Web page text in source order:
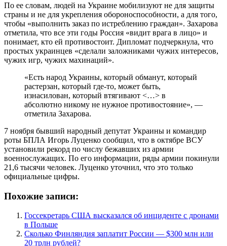
По ее словам, людей на Украине мобилизуют не для защиты
страны и не для укрепления обороноспособности, а для того,
чтобы «выполнить заказ по истреблению граждан». Захарова
отметила, что все эти годы Россия «видит врага в лицо» и
понимает, кто ей противостоит. Дипломат подчеркнула, что
простых украинцев «сделали заложниками чужих интересов,
чужих игр, чужих махинаций».
«Есть народ Украины, который обманут, который
растерзан, который где-то, может быть,
изнасилован, который втягивают <…> в
абсолютно никому не нужное противостояние», —
отметила Захарова.
7 ноября бывший народный депутат Украины и командир
роты БПЛА Игорь Луценко сообщил, что в октябре ВСУ
установили рекорд по числу бежавших из армии
военнослужащих. По его информации, ряды армии покинули
21,6 тысячи человек. Луценко уточнил, что это только
официальные цифры.
Похожие записи:
Госсекретарь США высказался об инциденте с дронами
в Польше
Сколько Финляндия заплатит России — $300 млн или
20 трлн рублей?